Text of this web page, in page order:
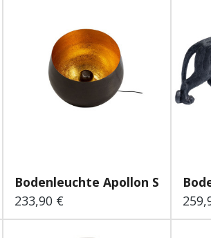
58cm
Bodenleuchte Apollon Smooth...
Regulärer Preis:
233,90 €